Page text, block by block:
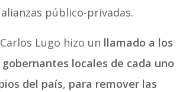
público-privadas.
Lugo hizo un llamado a los
locales de cada uno
del país, para remover las